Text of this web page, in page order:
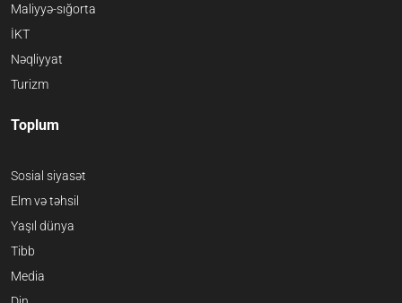
Maliyyə-sığorta
İKT
Nəqliyyat
Turizm
Toplum
Sosial siyasət
Elm və təhsil
Yaşıl dünya
Tibb
Media